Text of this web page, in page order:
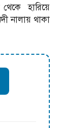
হারিয়ে
নালায় থাকা